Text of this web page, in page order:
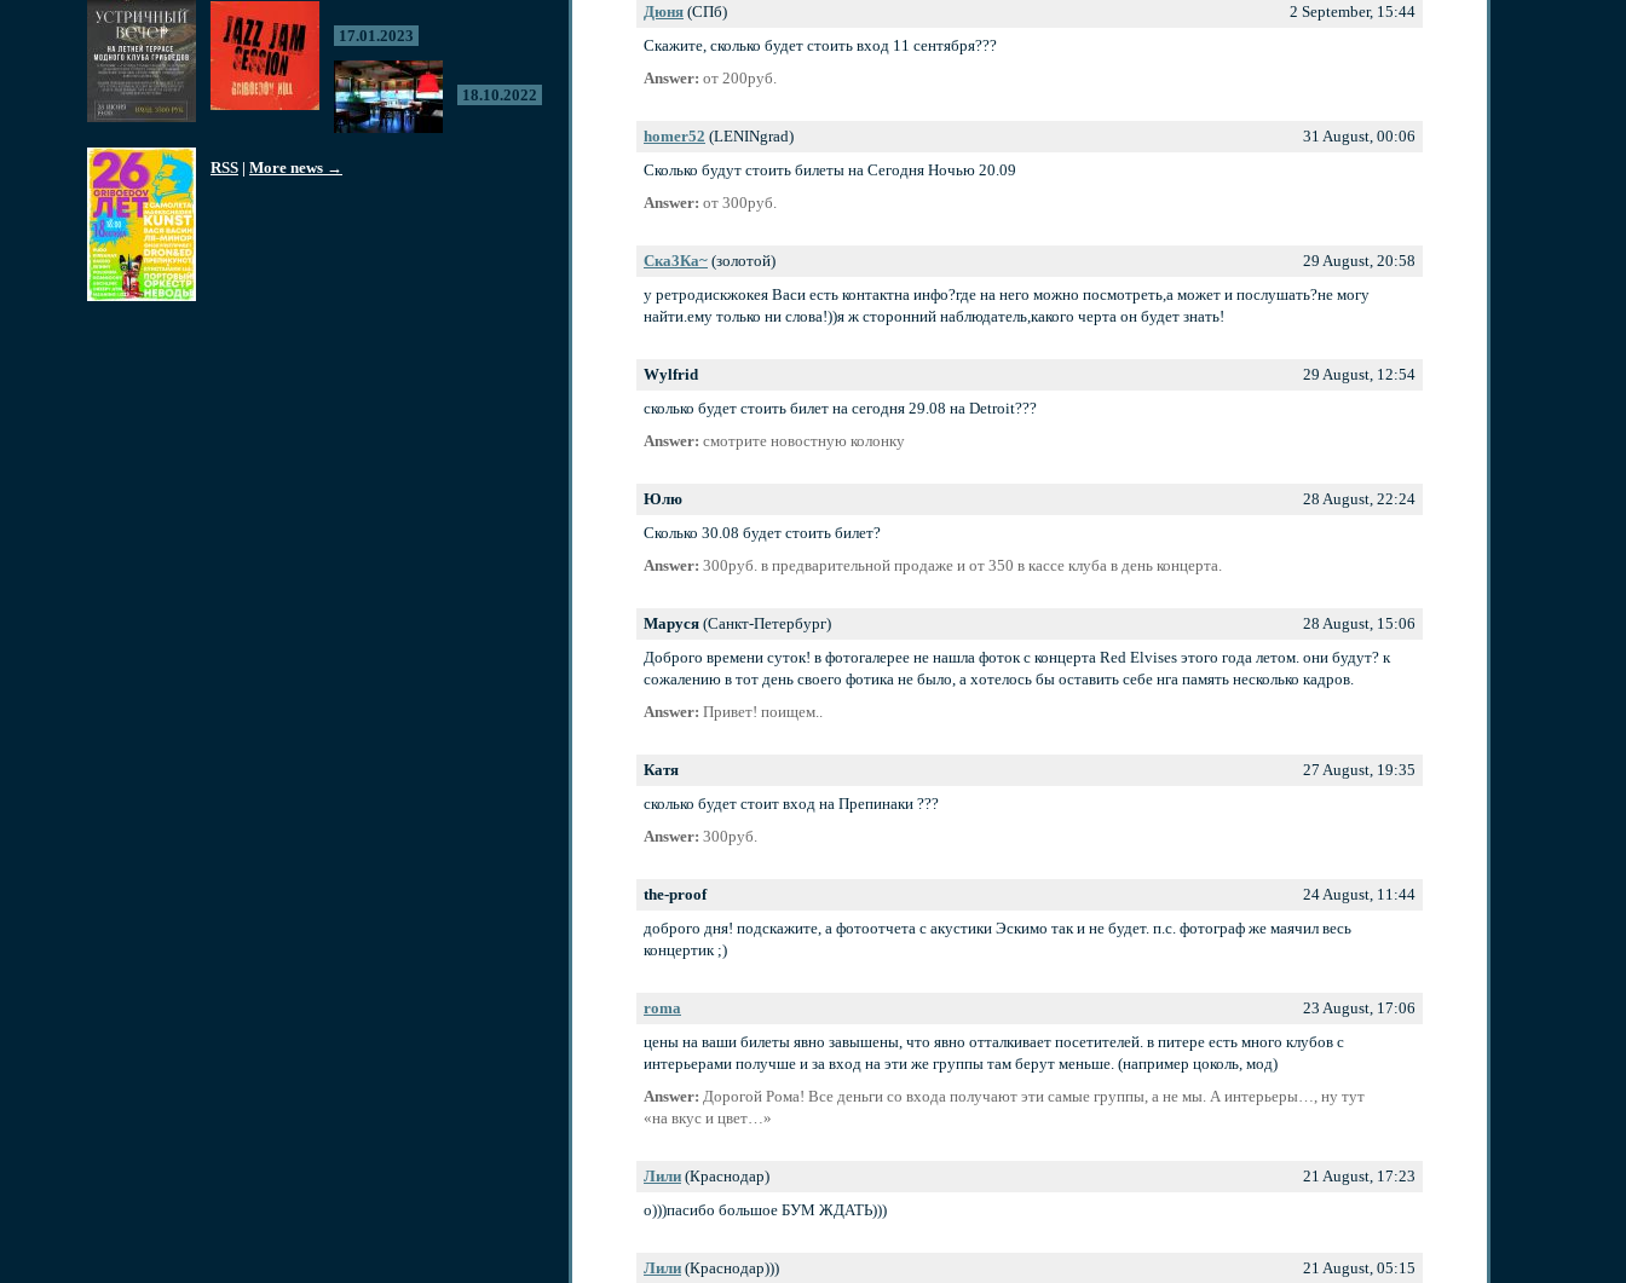
17.01.2023
18.10.2022
RSS | More news →
Дюня (СПб)
2 September, 15:44
Скажите, сколько будет стоить вход 11 сентября???
Answer: от 200руб.
homer52 (LENINgrad)
31 August, 00:06
Сколько будут стоить билеты на Сегодня Ночью 20.09
Answer: от 300руб.
Ска3Ка~ (золотой)
29 August, 20:58
у ретродискжокея Васи есть контактна инфо?где на него можно посмотреть,а может и послушать?не могу
найти.ему только ни слова!))я ж сторонний наблюдатель,какого черта он будет знать!
Wylfrid
29 August, 12:54
сколько будет стоить билет на сегодня 29.08 на Detroit???
Answer: смотрите новостную колонку
Юлю
28 August, 22:24
Сколько 30.08 будет стоить билет?
Answer: 300руб. в предварительной продаже и от 350 в кассе клуба в день концерта.
Маруся (Санкт-Петербург)
28 August, 15:06
Доброго времени суток! в фотогалерее не нашла фоток с концерта Red Elvises этого года летом. они будут? к
сожалению в тот день своего фотика не было, а хотелось бы оставить себе нга память несколько кадров.
Answer: Привет! поищем..
Катя
27 August, 19:35
сколько будет стоит вход на Препинаки ???
Answer: 300руб.
the-proof
24 August, 11:44
доброго дня! подскажите, а фотоотчета с акустики Эскимо так и не будет. п.с. фотограф же маячил весь
концертик ;)
roma
23 August, 17:06
цены на ваши билеты явно завышены, что явно отталкивает посетителей. в питере есть много клубов с
интерьерами получше и за вход на эти же группы там берут меньше. (например цоколь, мод)
Answer: Дорогой Рома! Все деньги со входа получают эти самые группы, а не мы. А интерьеры…, ну тут
«на вкус и цвет…»
Лили (Краснодар)
21 August, 17:23
о)))пасибо большое БУМ ЖДАТЬ)))
Лили (Краснодар)))
21 August, 05:15